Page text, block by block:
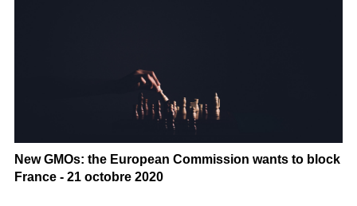
New GMOs: the European Commission wants to block
France - 21 octobre 2020